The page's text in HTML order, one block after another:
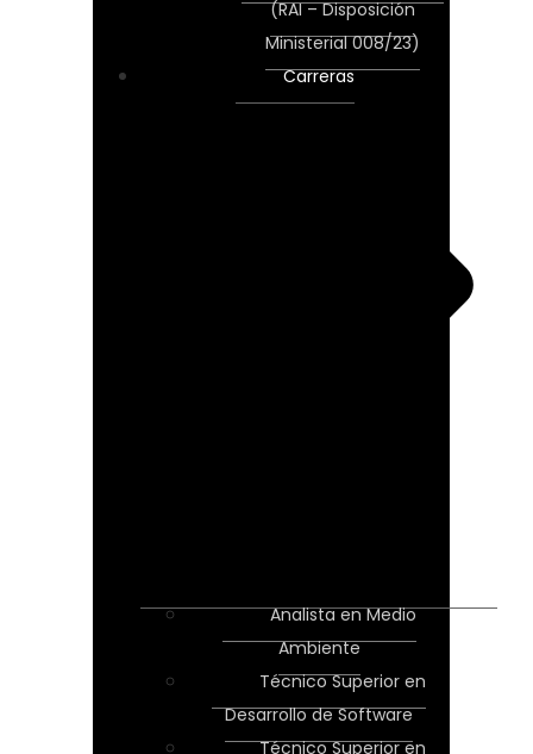
(RAI – Disposición
Ministerial 008/23)
Carreras
Analista en Medio
Ambiente
Técnico Superior en
Desarrollo de Software
Técnico Superior en